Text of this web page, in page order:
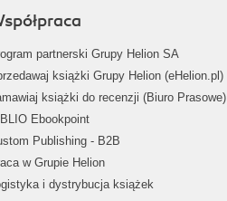
partnerski Grupy Helion SA
książki Grupy Helion (eHelion.pl)
książki do recenzji (Biuro Prasowe)
Ebookpoint
Publishing - B2B
w Grupie Helion
i dystrybucja książek